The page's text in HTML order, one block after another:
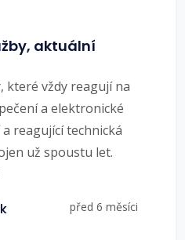
aktuální
které vždy reagují na
a elektronické
reagující technická
už spoustu let.
před 6 měsíci